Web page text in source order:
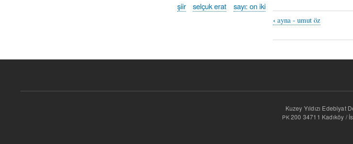
şiir selçuk erat sayı: on iki
links
‹ ayna - umut öz
Kuzey Yıldızı Edebiyat
PK200 34711 Kadıköy /